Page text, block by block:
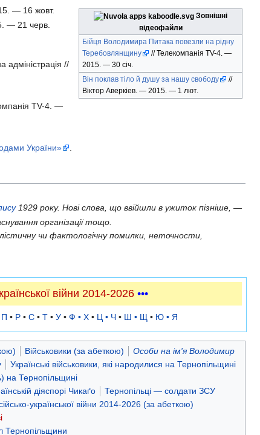
Зовнішні
відеофайли
Бійця Володимира Питака повезли на рідну
Теребовлянщину
// Телекомпанія TV-4. —
2015. — 30 січ.
Він поклав тіло й душу за нашу свободу
//
Віктор Аверкіев. — 2015. — 1 лют.
— 16 жовт.
— 21 черв.
адміністрація //
TV-4. —
України»
1929 року. Нові слова, що ввійшли в ужиток пізніше, —
організації тощо.
чи фактологічну помилки, неточности,
війни 2014-2026•••
П • Р• С• Т• У• Ф • Х• Ц • Ч• Ш • Щ • Ю • Я
Військовики (за абеткою)
Особи на ім'я Володимир
Українські військовики, які народилися на Тернопільщині
на Тернопільщині
діяспорі Чикаґо
Тернопільці — солдати ЗСУ
української війни 2014-2026 (за абеткою)
Тернопільщини